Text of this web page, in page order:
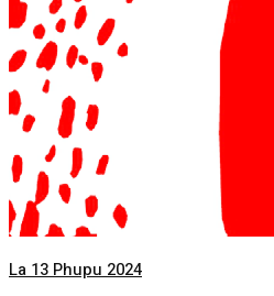
La 13 Phupu 2024